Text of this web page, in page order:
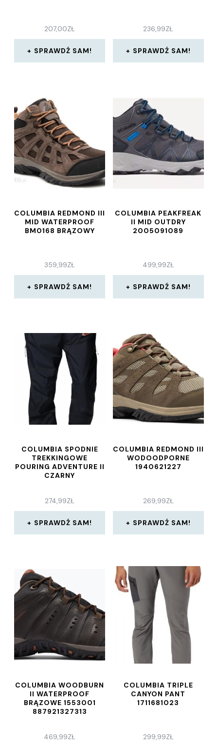
207,00ZŁ
SPRAWDŹ SAM!
236,99ZŁ
SPRAWDŹ SAM!
COLUMBIA REDMOND III
MID WATERPROOF
BM0168 BRĄZOWY
359,99ZŁ
SPRAWDŹ SAM!
COLUMBIA PEAKFREAK
II MID OUTDRY
2005091089
499,99ZŁ
SPRAWDŹ SAM!
COLUMBIA SPODNIE
TREKKINGOWE
POURING ADVENTURE II
CZARNY
274,99ZŁ
SPRAWDŹ SAM!
COLUMBIA REDMOND III
WODOODPORNE
1940621227
269,99ZŁ
SPRAWDŹ SAM!
COLUMBIA WOODBURN
II WATERPROOF
BRĄZOWE 1553001
887921327313
469,99ZŁ
COLUMBIA TRIPLE
CANYON PANT
1711681023
299,99ZŁ